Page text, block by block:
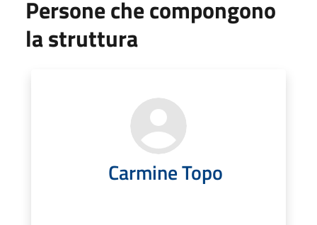
Persone che compongono
la struttura
Carmine Topo